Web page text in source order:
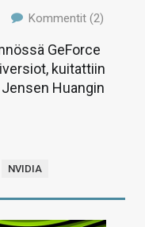
Kommentit (2)
GeForce
kuitattiin
Huangin
NVIDIA